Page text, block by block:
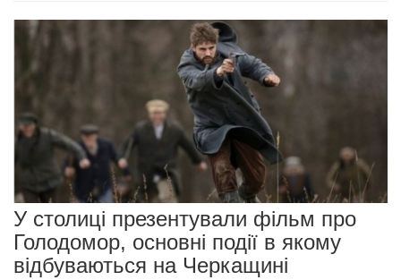
У столиці презентували фільм про
Голодомор, основні події в якому
відбуваються на Черкащині